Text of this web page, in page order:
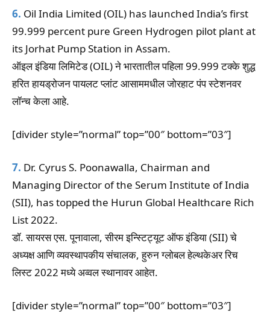
6. Oil India Limited (OIL) has launched India’s first
99.999 percent pure Green Hydrogen pilot plant at
its Jorhat Pump Station in Assam.
ऑइल इंडिया लिमिटेड (OIL) ने भारतातील पहिला 99.999 टक्के शुद्ध
हरित हायड्रोजन पायलट प्लांट आसाममधील जोरहाट पंप स्टेशनवर
लॉन्च केला आहे.
[divider style=”normal” top=”00″ bottom=”03″]
7. Dr. Cyrus S. Poonawalla, Chairman and
Managing Director of the Serum Institute of India
(SII), has topped the Hurun Global Healthcare Rich
List 2022.
डॉ. सायरस एस. पूनावाला, सीरम इन्स्टिट्यूट ऑफ इंडिया (SII) चे
अध्यक्ष आणि व्यवस्थापकीय संचालक, हुरुन ग्लोबल हेल्थकेअर रिच
लिस्ट 2022 मध्ये अव्वल स्थानावर आहेत.
[divider style=”normal” top=”00″ bottom=”03″]